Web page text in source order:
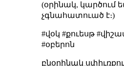
(օրինակ, կարծում
չգնահատուած է։)
#վօկ #քուեսթ
#օբերոն
բնօրինակ